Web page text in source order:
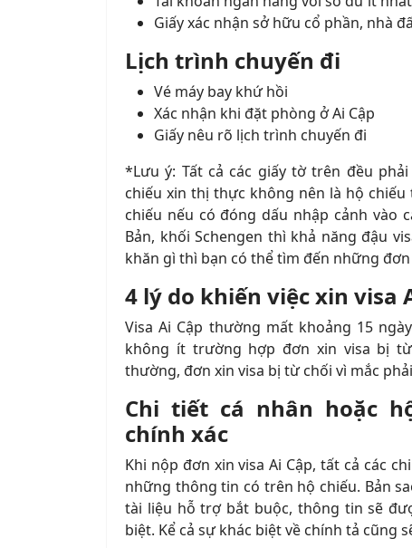
Giấy xác nhận sở hữu cổ phần, nhà
Lịch trình chuyến đi
Vé máy bay khứ hồi
Xác nhận khi đặt phòng ở Ai Cập
Giấy nêu rõ lịch trình chuyến đi
*Lưu ý: Tất cả các giấy tờ trên đều
chiếu xin thị thực không nên là hộ
chiếu nếu có đóng dấu nhập cảnh vào
Bản, khối Schengen thì khả năng đậu
khăn gì thì bạn có thể tìm đến những
4 lý do khiến việc xin visa
Visa Ai Cập thường mất khoảng 15
không ít trường hợp đơn xin visa bị
thường, đơn xin visa bị từ chối vì mắc
Chi tiết cá nhân hoặc
chính xác
Khi nộp đơn xin visa Ai Cập, tất cả các
những thông tin có trên hộ chiếu. Bản
tài liệu hỗ trợ bắt buộc, thông tin sẽ
biệt. Kể cả sự khác biệt về chính tả cũng